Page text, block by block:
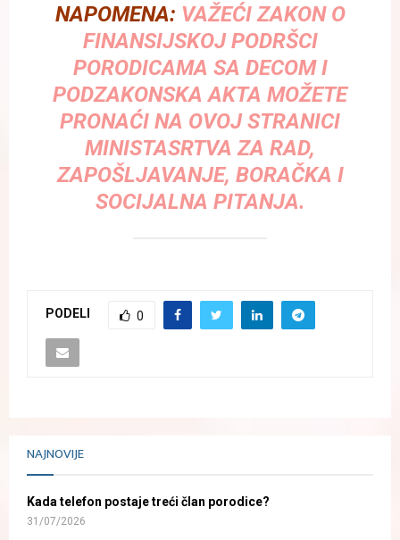
NAPOMENA: VAŽEĆI ZAKON O
FINANSIJSKOJ PODRŠCI
PORODICAMA SA DECOM I
PODZAKONSKA AKTA MOŽETE
PRONAĆI NA OVOJ STRANICI
MINISTASRTVA ZA RAD,
ZAPOŠLJAVANJE, BORAČKA I
SOCIJALNA PITANJA.
PODELI 0
NAJNOVIJE
Kada telefon postaje treći član porodice?
31/07/2026